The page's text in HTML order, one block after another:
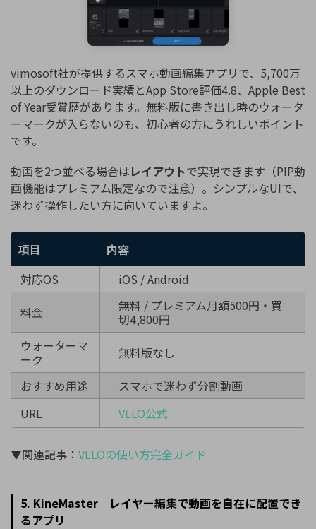
vimosoft社が提供するスマホ動画編集アプリで、5,700万
以上のダウンロード実績とApp Store評価4.8、Apple Best
of Year受賞歴があります。無料版に書き出し時のウォータ
ーマークが入らないのも、初心者の方にうれしいポイント
です。
動画を2つ並べる場合はレイアウトで実現できます（PIP動
画機能はプレミアム限定なので注意）。シンプルなUIで、
迷わず操作したい方に向いていますよ。
項目
内容
対応OS
iOS / Android
料金
無料 / プレミアム月額500円・買
切4,800円
ウォーターマ
ーク
無料版なし
おすすめ用途
スマホで迷わず分割動画
URL
VLLO公式
▼関連記事： VLLOの使い方完全ガイド
5. KineMaster｜レイヤー編集で動画を自在に配置でき
るアプリ